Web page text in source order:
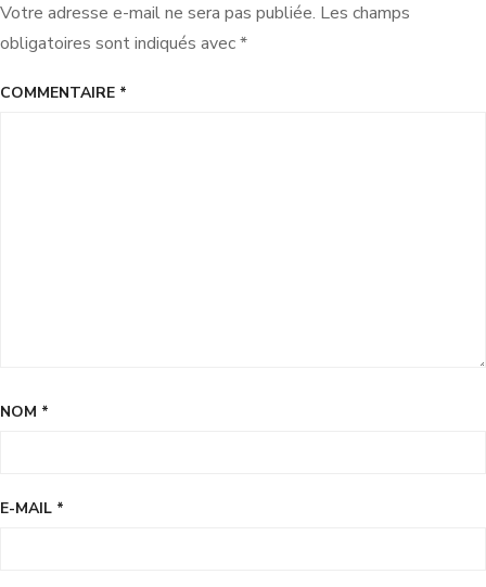
Votre adresse e-mail ne sera pas publiée. Les champs
obligatoires sont indiqués avec*
COMMENTAIRE *
NOM *
E-MAIL *